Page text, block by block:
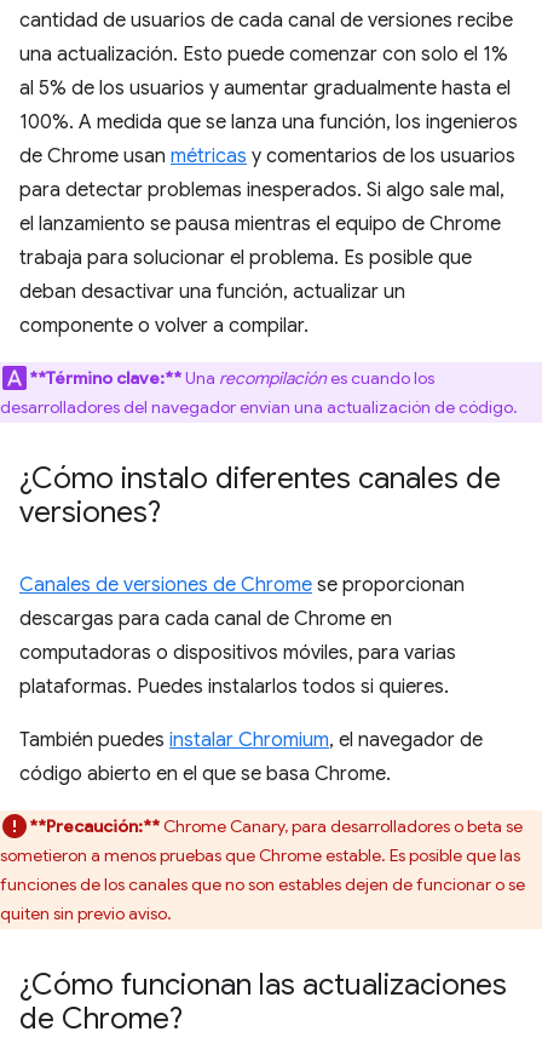
cantidad de usuarios de cada canal de versiones recibe
una actualización. Esto puede comenzar con solo el 1%
al 5% de los usuarios y aumentar gradualmente hasta el
100%. A medida que se lanza una función, los ingenieros
de Chrome usan métricas y comentarios de los usuarios
para detectar problemas inesperados. Si algo sale mal,
el lanzamiento se pausa mientras el equipo de Chrome
trabaja para solucionar el problema. Es posible que
deban desactivar una función, actualizar un
componente o volver a compilar.
**Término clave:**Una recompilaciónes cuando los
desarrolladores del navegador envían una actualización de código.
¿Cómo instalo diferentes canales de
versiones?
Canales de versiones de Chrome se proporcionan
descargas para cada canal de Chrome en
computadoras o dispositivos móviles, para varias
plataformas. Puedes instalarlos todos si quieres.
También puedes instalar Chromium, el navegador de
código abierto en el que se basa Chrome.
**Precaución:**Chrome Canary, para desarrolladores o beta se
sometieron a menos pruebas que Chrome estable. Es posible que las
funciones de los canales que no son estables dejen de funcionar o se
quiten sin previo aviso.
¿Cómo funcionan las actualizaciones
de Chrome?